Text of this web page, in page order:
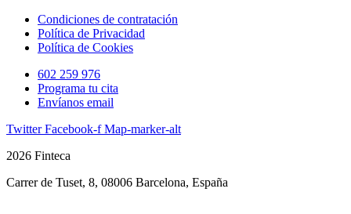
Condiciones de contratación
Política de Privacidad
Política de Cookies
602 259 976
Programa tu cita
Envíanos email
Twitter Facebook-f Map-marker-alt
2026 Finteca
Carrer de Tuset, 8, 08006 Barcelona, España